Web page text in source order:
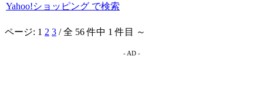
Yahoo!ショッピング で検索
ページ: 1 2 3 / 全 56 件中 1 件目 ～
- AD -